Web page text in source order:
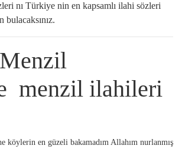
nı Türkiye nin en kapsamlı ilahi sözleri
bulacaksınız.
menzil ilahileri
köylerin en güzeli bakamadım Allahım nurlanmış